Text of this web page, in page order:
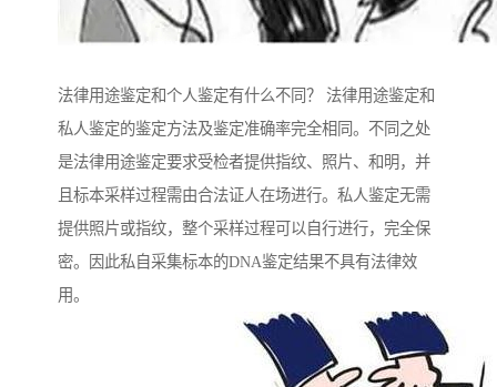
法律用途鉴定和个人鉴定有什么不同？ 法律用途鉴定和
私人鉴定的鉴定方法及鉴定准确率完全相同。不同之处
是法律用途鉴定要求受检者提供指纹、照片、和明，并
且标本采样过程需由合法证人在场进行。私人鉴定无需
提供照片或指纹，整个采样过程可以自行进行，完全保
密。因此私自采集标本的DNA鉴定结果不具有法律效
用。